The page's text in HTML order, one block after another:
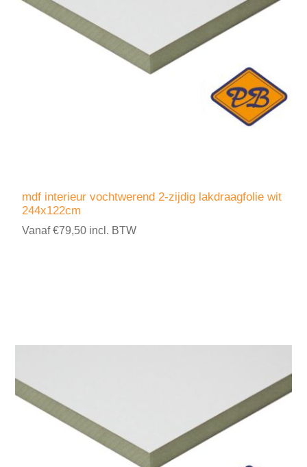
mdf interieur vochtwerend 2-zijdig lakdraagfolie wit
244x122cm
Vanaf €79,50 incl. BTW